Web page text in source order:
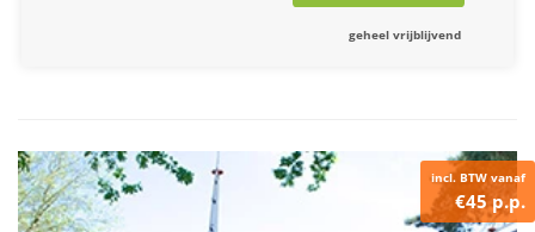
geheel vrijblijvend
incl. BTW vanaf
€45 p.p.